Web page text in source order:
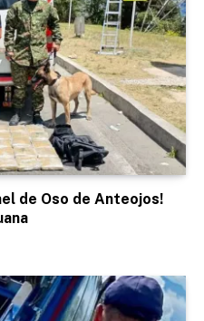
de Oso de Anteojos!